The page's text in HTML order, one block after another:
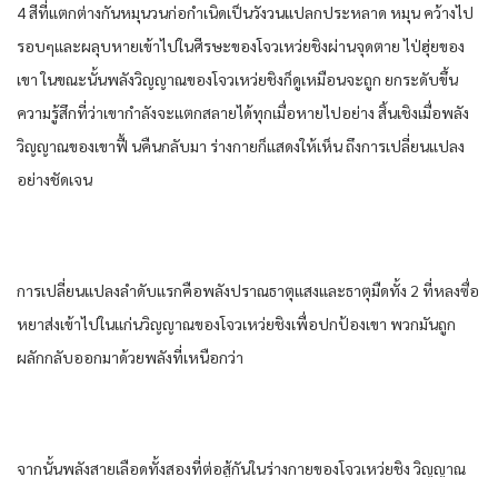
4 สีที่แตกต่างกันหมุนวนก่อกําเนิดเป็นวังวนแปลกประหลาด หมุน คว้างไป
รอบๆและผลุบหายเข้าไปในศีรษะของโจวเหว่ยชิงผ่านจุดตาย ไป่ฮุ่ยของ
เขา ในขณะนั้นพลังวิญญาณของโจวเหว่ยชิงก็ดูเหมือนจะถูก ยกระดับขึ้น
ความรู้สึกที่ว่าเขากําลังจะแตกสลายได้ทุกเมื่อหายไปอย่าง สิ้นเชิงเมื่อพลัง
วิญญาณของเขาฟื้ นคืนกลับมา ร่างกายก็แสดงให้เห็น ถึงการเปลี่ยนแปลง
อย่างชัดเจน
การเปลี่ยนแปลงลําดับแรกคือพลังปราณธาตุแสงและธาตุมืดทั้ง 2 ที่หลงซื่อ
หยาส่งเข้าไปในแก่นวิญญาณของโจวเหว่ยชิงเพื่อปกป้องเขา พวกมันถูก
ผลักกลับออกมาด้วยพลังที่เหนือกว่า
จากนั้นพลังสายเลือดทั้งสองที่ต่อสู้กันในร่างกายของโจวเหว่ยชิง วิญญาณ